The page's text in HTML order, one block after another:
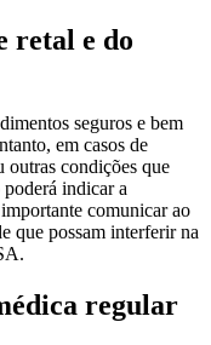
retal e do
seguros e bem
em casos de
outras condições que
indicar a
comunicar ao
que possam interferir na
regular